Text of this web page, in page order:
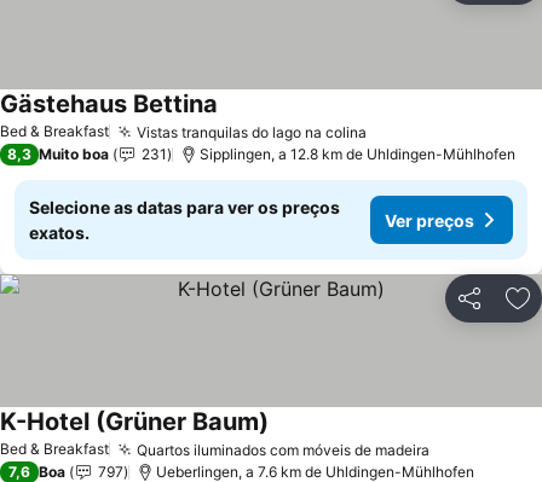
Bed & Breakfast Vistas tranquilas do lago na colina
Gästehaus Bettina
8,3 Muito boa 231 Sipplingen, a 12.8 km de Uhldingen-Mühlhofen
Selecione as datas para ver os preços
exatos.
Ver preços
Partilhar
Bed & Breakfast Quartos iluminados com móveis de madeira
K-Hotel (Grüner Baum)
7,6 Boa 797 Ueberlingen, a 7.6 km de Uhldingen-Mühlhofen